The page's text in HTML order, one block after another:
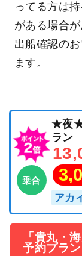
ってる方は
がある場合
出船確認の
ます。
乗合
★夜★
ラン
アカ
「貴丸・
予約プラ